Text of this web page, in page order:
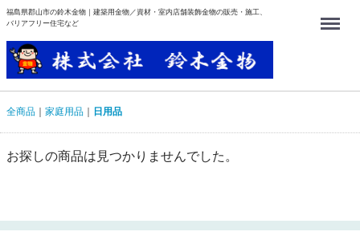
福島県郡山市の鈴木金物｜建築用金物／資材・室内店舗装飾金物の販売・施工、
バリアフリー住宅など
Menu
全商品 家庭用品 日用品
お探しの商品は見つかりませんでした。